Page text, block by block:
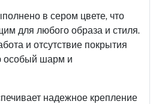
в сером цвете, что
для любого образа и стиля.
и отсутствие покрытия
особый шарм и
надежное крепление